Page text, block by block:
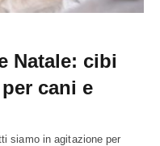
Natale: cibi
cani e
siamo in agitazione per